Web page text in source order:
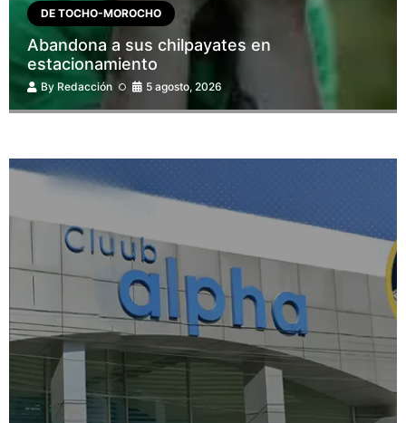
DE TOCHO-MOROCHO
Abandona a sus chilpayates en
estacionamiento
By Redacción 5 agosto, 2026